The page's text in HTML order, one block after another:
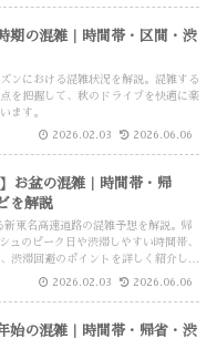
期の混雑｜時間帯・区間・渋
ンにおける混雑状況を解説。混雑する
を把握して、秋のドライブを快適に楽
ます。
2026.02.03 2026.06.06
お盆の混雑｜時間帯・帰
を解説
東名高速道路の混雑予想を解説。帰
ュのピーク日や渋滞しやすい時間帯、
渋滞回避のポイントを詳しく紹介しま
2026.02.03 2026.06.06
始の混雑｜時間帯・帰省・渋